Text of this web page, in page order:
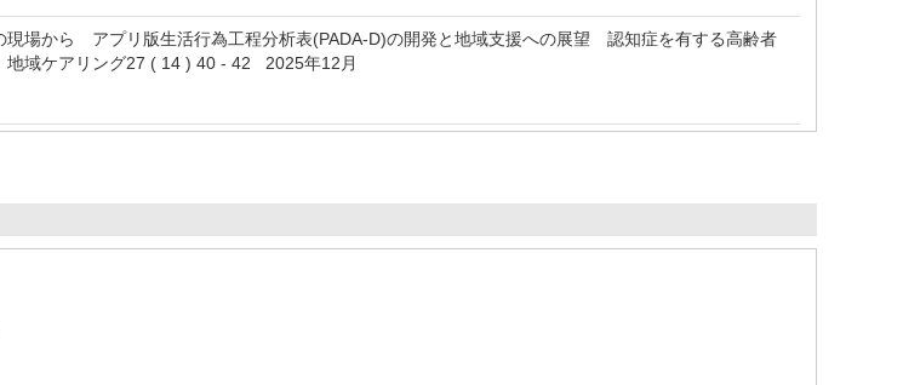
場から アプリ版生活行為工程分析表(PADA-D)の開発と地域支援への展望 認知症を有する高齢者
域ケアリング27 ( 14 ) 40 - 42 2025年12月